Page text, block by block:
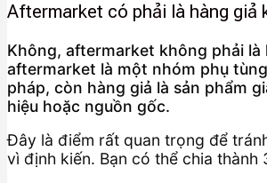
Aftermarket có phải là hàng giả
Không, aftermarket không phải là
aftermarket là một nhóm phụ
pháp, còn hàng giả là sản phẩm
hiệu hoặc nguồn gốc.
Đây là điểm rất quan trọng để
vì định kiến. Bạn có thể chia thành